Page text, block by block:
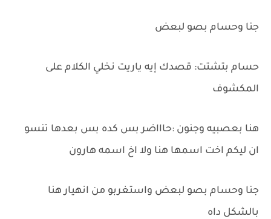
جنا وحسام بصو لبعض
حسام بتشتت: قصدك إيه ياريت نخلي الكلام على
المكشوف
هنا بعصبيه وجنون :حاااضر بس كده بس بعدها تنسو
ان ليكم اخت اسمها هنا ولا اخ اسمه هارون
جنا وحسام بصو لبعض واستغربو من انهيار هنا
بالشكل داه